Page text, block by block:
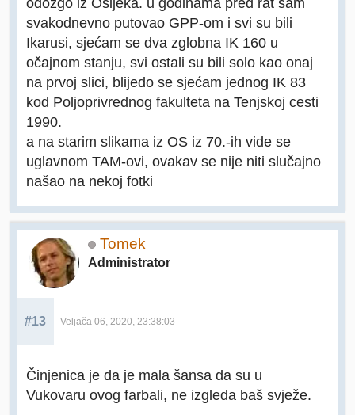
svakodnevno putovao GPP-om i svi su bili
Ikarusi, sjećam se dva zglobna IK 160 u
očajnom stanju, svi ostali su bili solo kao onaj
na prvoj slici, blijedo se sjećam jednog IK 83
kod Poljoprivrednog fakulteta na Tenjskoj cesti
1990.
a na starim slikama iz OS iz 70.-ih vide se
uglavnom TAM-ovi, ovakav se nije niti slučajno
našao na nekoj fotki
Tomek
Administrator
#13 Veljača 06, 2020, 23:38:03
Činjenica je da je mala šansa da su u
Vukovaru ovog farbali, ne izgleda baš svježe.